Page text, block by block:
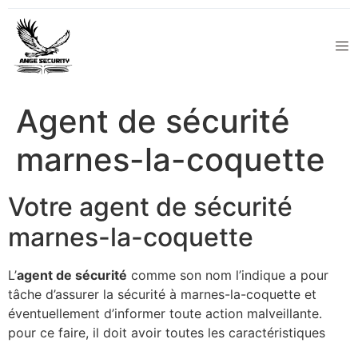
Agent de sécurité
marnes-la-coquette
Votre agent de sécurité
marnes-la-coquette
L’agent de sécurité comme son nom l’indique a pour
tâche d’assurer la sécurité à marnes-la-coquette et
éventuellement d’informer toute action malveillante.
pour ce faire, il doit avoir toutes les caractéristiques